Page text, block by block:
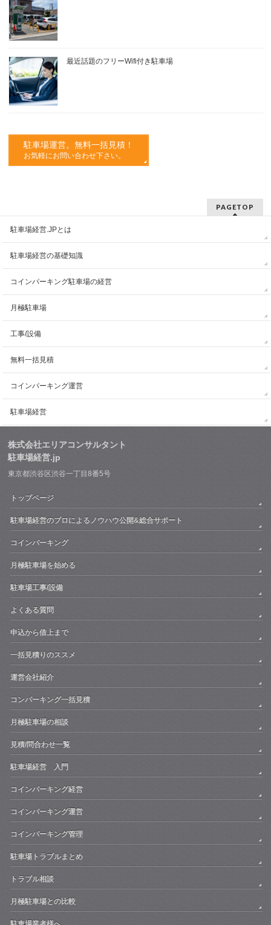
最近話題のフリーWifi付き駐車場
駐車場運営。無料一括見積！
お気軽にお問い合わせ下さい。
PAGETOP
駐車場経営.JPとは
駐車場経営の基礎知識
コインパーキング駐車場の経営
月極駐車場
工事/設備
無料一括見積
コインパーキング運営
駐車場経営
株式会社エリアコンサルタント
駐車場経営.jp
東京都渋谷区渋谷一丁目8番5号
トップページ
駐車場経営のプロによるノウハウ公開&総合サポート
コインパーキング
月極駐車場を始める
駐車場工事/設備
よくある質問
申込から借上まで
一括見積りのススメ
運営会社紹介
コンパーキング一括見積
月極駐車場の相談
見積/問合わせ一覧
駐車場経営 入門
コインパーキング経営
コインパーキング運営
コインパーキング管理
駐車場トラブルまとめ
トラブル相談
月極駐車場との比較